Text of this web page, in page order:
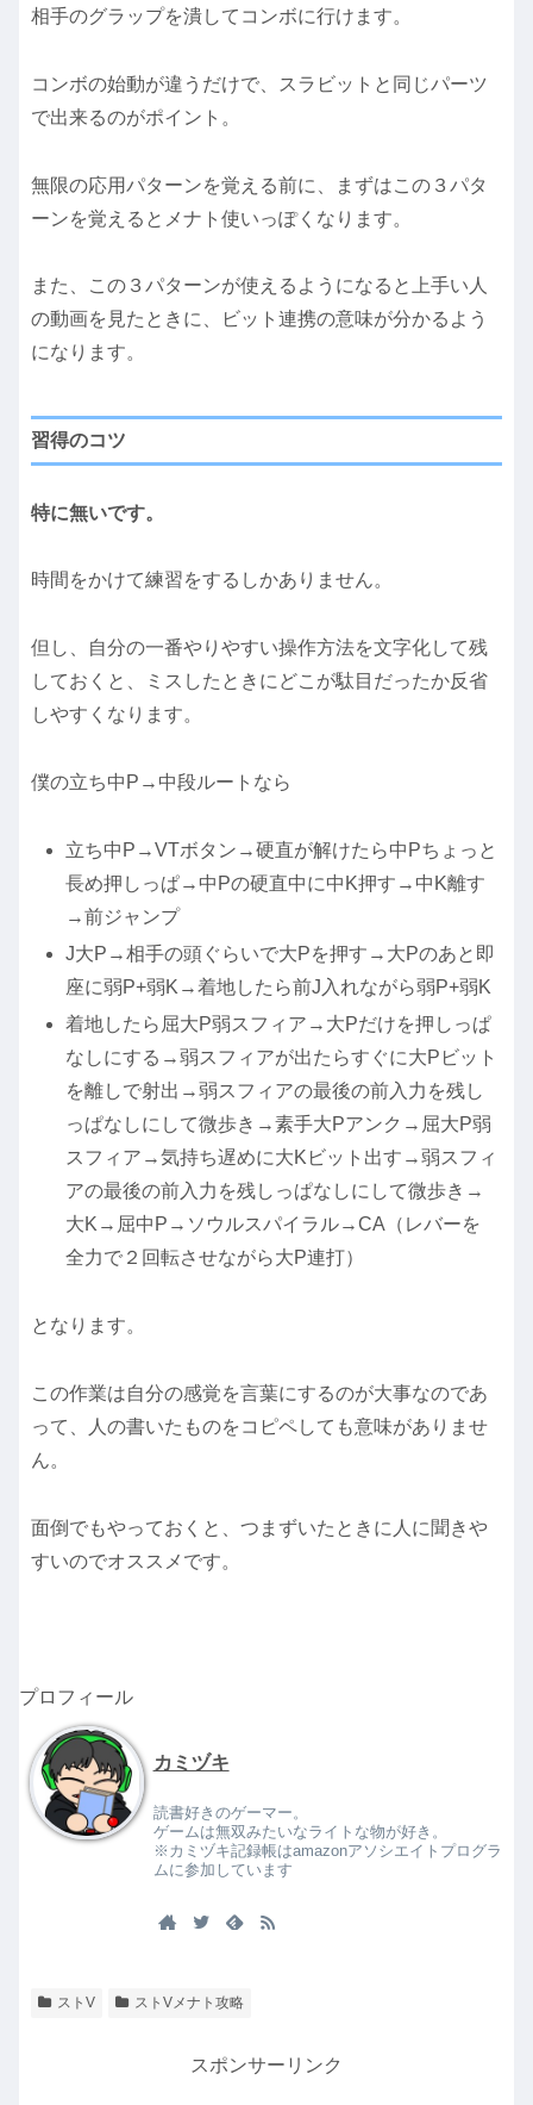
相手のグラップを潰してコンボに行けます。
コンボの始動が違うだけで、スラビットと同じパーツ
で出来るのがポイント。
無限の応用パターンを覚える前に、まずはこの３パタ
ーンを覚えるとメナト使いっぽくなります。
また、この３パターンが使えるようになると上手い人
の動画を見たときに、ビット連携の意味が分かるよう
になります。
習得のコツ
特に無いです。
時間をかけて練習をするしかありません。
但し、自分の一番やりやすい操作方法を文字化して残
しておくと、ミスしたときにどこが駄目だったか反省
しやすくなります。
僕の立ち中P→中段ルートなら
立ち中P→VTボタン→硬直が解けたら中Pちょっと
長め押しっぱ→中Pの硬直中に中K押す→中K離す
→前ジャンプ
J大P→相手の頭ぐらいで大Pを押す→大Pのあと即
座に弱P+弱K→着地したら前J入れながら弱P+弱K
着地したら屈大P弱スフィア→大Pだけを押しっぱ
なしにする→弱スフィアが出たらすぐに大Pビット
を離しで射出→弱スフィアの最後の前入力を残し
っぱなしにして微歩き→素手大Pアンク→屈大P弱
スフィア→気持ち遅めに大Kビット出す→弱スフィ
アの最後の前入力を残しっぱなしにして微歩き→
大K→屈中P→ソウルスパイラル→CA（レバーを
全力で２回転させながら大P連打）
となります。
この作業は自分の感覚を言葉にするのが大事なのであ
って、人の書いたものをコピペしても意味がありませ
ん。
面倒でもやっておくと、つまずいたときに人に聞きや
すいのでオススメです。
プロフィール
カミヅキ
読書好きのゲーマー。
ゲームは無双みたいなライトな物が好き。
※カミヅキ記録帳はamazonアソシエイトプログラ
ムに参加しています
ストV ストVメナト攻略
スポンサーリンク